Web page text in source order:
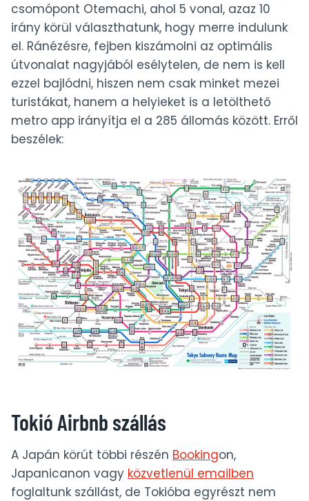
csomópont Otemachi, ahol 5 vonal, azaz 10
irány körül választhatunk, hogy merre indulunk
el. Ránézésre, fejben kiszámolni az optimális
útvonalat nagyjából esélytelen, de nem is kell
ezzel bajlódni, hiszen nem csak minket mezei
turistákat, hanem a helyieket is a letölthető
metro app irányítja el a 285 állomás között. Erről
beszélek:
Tokió Airbnb szállás
A Japán körút többi részén Bookingon,
Japanicanon vagy közvetlenül emailben
foglaltunk szállást, de Tokióba egyrészt nem